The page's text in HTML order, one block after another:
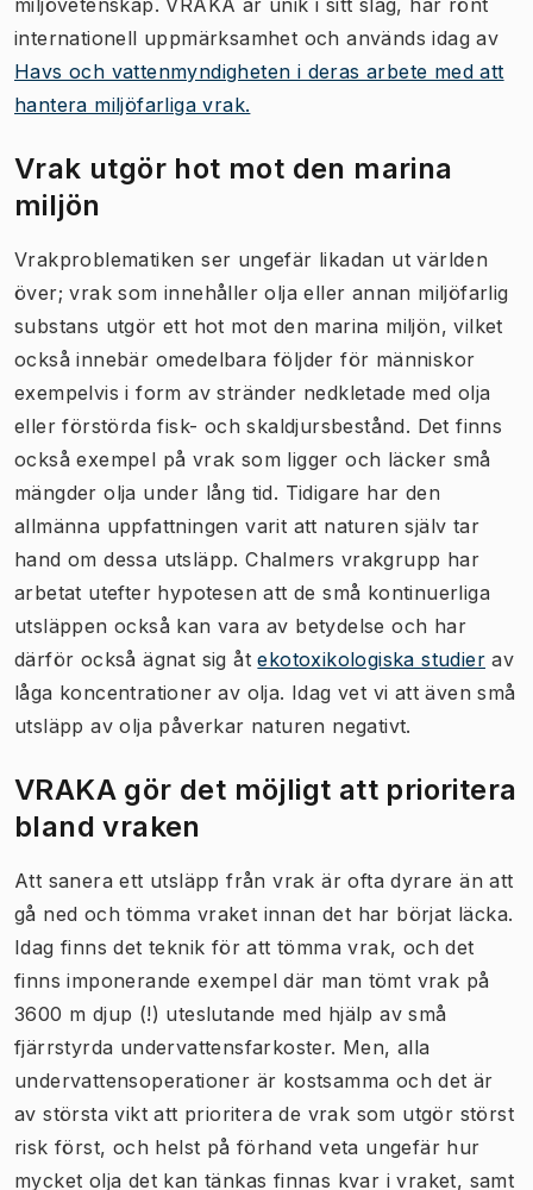
internationell uppmärksamhet och används idag av
Havs och vattenmyndigheten i deras arbete med att
hantera miljöfarliga vrak.
Vrak utgör hot mot den marina
miljön
Vrakproblematiken ser ungefär likadan ut världen
över; vrak som innehåller olja eller annan miljöfarlig
substans utgör ett hot mot den marina miljön, vilket
också innebär omedelbara följder för människor
exempelvis i form av stränder nedkletade med olja
eller förstörda fisk- och skaldjursbestånd. Det finns
också exempel på vrak som ligger och läcker små
mängder olja under lång tid. Tidigare har den
allmänna uppfattningen varit att naturen själv tar
hand om dessa utsläpp. Chalmers vrakgrupp har
arbetat utefter hypotesen att de små kontinuerliga
utsläppen också kan vara av betydelse och har
därför också ägnat sig åtekotoxikologiska studier av
låga koncentrationer av olja. Idag vet vi att även små
utsläpp av olja påverkar naturen negativt.
VRAKA gör det möjligt att prioritera
bland vraken
Att sanera ett utsläpp från vrak är ofta dyrare än att
gå ned och tömma vraket innan det har börjat läcka.
Idag finns det teknik för att tömma vrak, och det
finns imponerande exempel där man tömt vrak på
3600 m djup (!) uteslutande med hjälp av små
fjärrstyrda undervattensfarkoster. Men, alla
undervattensoperationer är kostsamma och det är
av största vikt att prioritera de vrak som utgör störst
risk först, och helst på förhand veta ungefär hur
mycket olja det kan tänkas finnas kvar i vraket, samt